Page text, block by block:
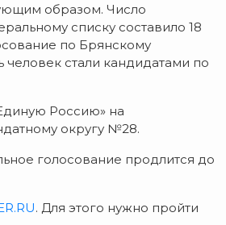
образом. Число
списку составило 18
по Брянскому
стали кандидатами по
Россию» на
округу №28.
голосование продлится до
. Для этого нужно пройти